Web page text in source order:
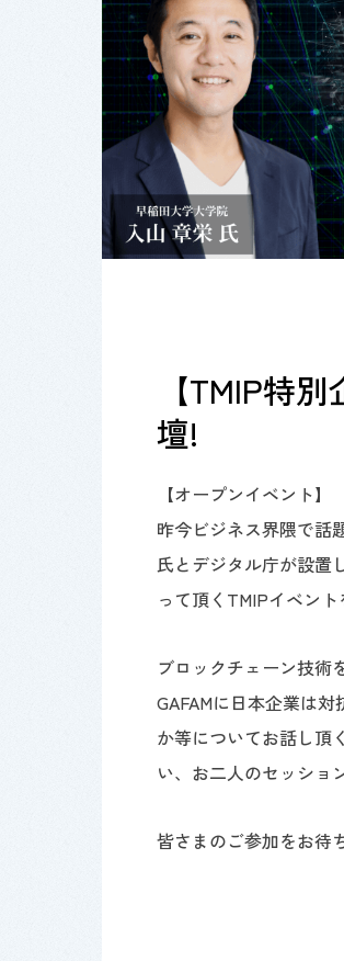
【TMIP特
壇!
【オープンイベント】
昨今ビジネス界隈で話
氏とデジタル庁が設置
って頂くTMIPイベント
ブロックチェーン技術
GAFAMに日本企業は
か等についてお話し頂
い、お二人のセッショ
皆さまのご参加をお待